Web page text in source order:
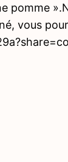
pomme
vous